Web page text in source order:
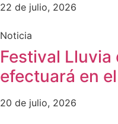
22 de julio, 2026
Noticia
Festival Lluvia
efectuará en
20 de julio, 2026